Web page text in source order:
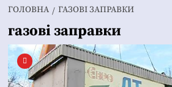
ГОЛОВНА ГАЗОВІ ЗАПРАВКИ
газові заправки